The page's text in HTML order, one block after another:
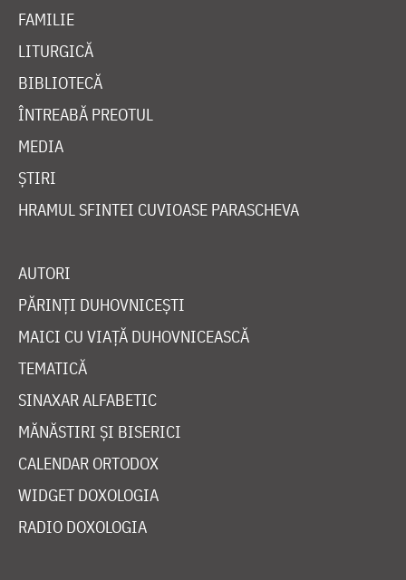
FAMILIE
LITURGICĂ
BIBLIOTECĂ
ÎNTREABĂ PREOTUL
MEDIA
ȘTIRI
HRAMUL SFINTEI CUVIOASE PARASCHEVA
AUTORI
PĂRINȚI DUHOVNICEȘTI
MAICI CU VIAȚĂ DUHOVNICEASCĂ
TEMATICĂ
SINAXAR ALFABETIC
MĂNĂSTIRI ȘI BISERICI
CALENDAR ORTODOX
WIDGET DOXOLOGIA
RADIO DOXOLOGIA